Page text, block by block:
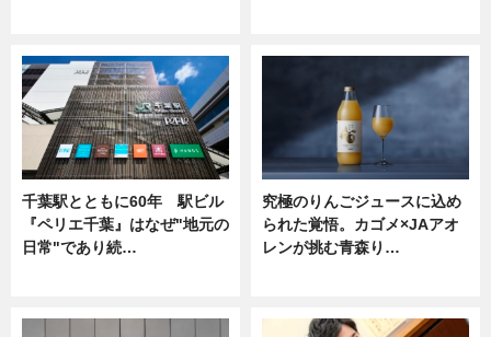
千葉駅とともに60年 駅ビル
『ペリエ千葉』はなぜ"地元の
日常"であり続…
究極のりんごジュースに込め
られた覚悟。カゴメ×JAアオ
レンが挑む青森り…